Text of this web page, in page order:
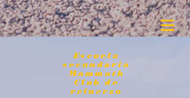
Escuela
secundaria
Mammoth
Club de
refuerzo